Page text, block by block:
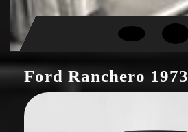
Open
Ford Ranchero 1973